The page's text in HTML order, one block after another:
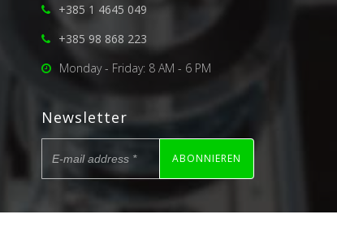
+385 1 4645 049
+385 98 868 223
Monday - Friday: 8 AM - 6 PM
Newsletter
ABONNIEREN